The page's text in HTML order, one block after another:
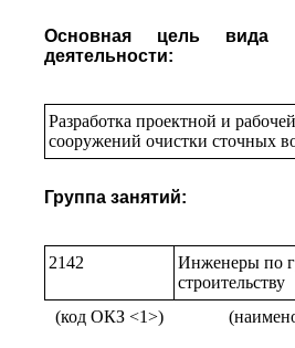
Основная цель вида
деятельности:
Разработка проектной и
сооружений очистки сточных
Группа занятий:
2142
Инженеры по
строительству
(код ОКЗ <1>)